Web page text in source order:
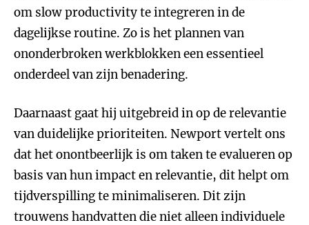
om slow productivity te integreren in de
dagelijkse routine. Zo is het plannen van
ononderbroken werkblokken een essentieel
onderdeel van zijn benadering.
Daarnaast gaat hij uitgebreid in op de relevantie
van duidelijke prioriteiten. Newport vertelt ons
dat het onontbeerlijk is om taken te evalueren op
basis van hun impact en relevantie, dit helpt om
tijdverspilling te minimaliseren. Dit zijn
trouwens handvatten die niet alleen individuele